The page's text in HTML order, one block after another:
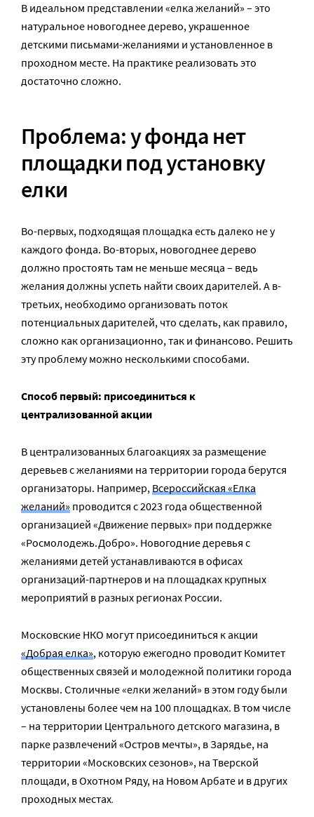
В идеальном представлении «елка желаний» – это
натуральное новогоднее дерево, украшенное
детскими письмами-желаниями и установленное в
проходном месте. На практике реализовать это
достаточно сложно.
Проблема: у фонда нет
площадки под установку
елки
Во-первых, подходящая площадка есть далеко не у
каждого фонда. Во-вторых, новогоднее дерево
должно простоять там не меньше месяца – ведь
желания должны успеть найти своих дарителей. А в-
третьих, необходимо организовать поток
потенциальных дарителей, что сделать, как правило,
сложно как организационно, так и финансово. Решить
эту проблему можно несколькими способами.
Способ первый: присоединиться к
централизованной акции
В централизованных благоакциях за размещение
деревьев с желаниями на территории города берутся
организаторы. Например,Всероссийская «Елка
желаний» проводится с 2023 года общественной
организацией «Движение первых» при поддержке
«Росмолодежь.Добро». Новогодние деревья с
желаниями детей устанавливаются в офисах
организаций-партнеров и на площадках крупных
мероприятий в разных регионах России.
Московские НКО могут присоединиться к акции
«Добрая елка», которую ежегодно проводит Комитет
общественных связей и молодежной политики города
Москвы. Столичные «елки желаний» в этом году были
установлены более чем на 100 площадках. В том числе
– на территории Центрального детского магазина, в
парке развлечений «Остров мечты», в Зарядье, на
территории «Московских сезонов», на Тверской
площади, в Охотном Ряду, на Новом Арбате и в других
проходных местах.